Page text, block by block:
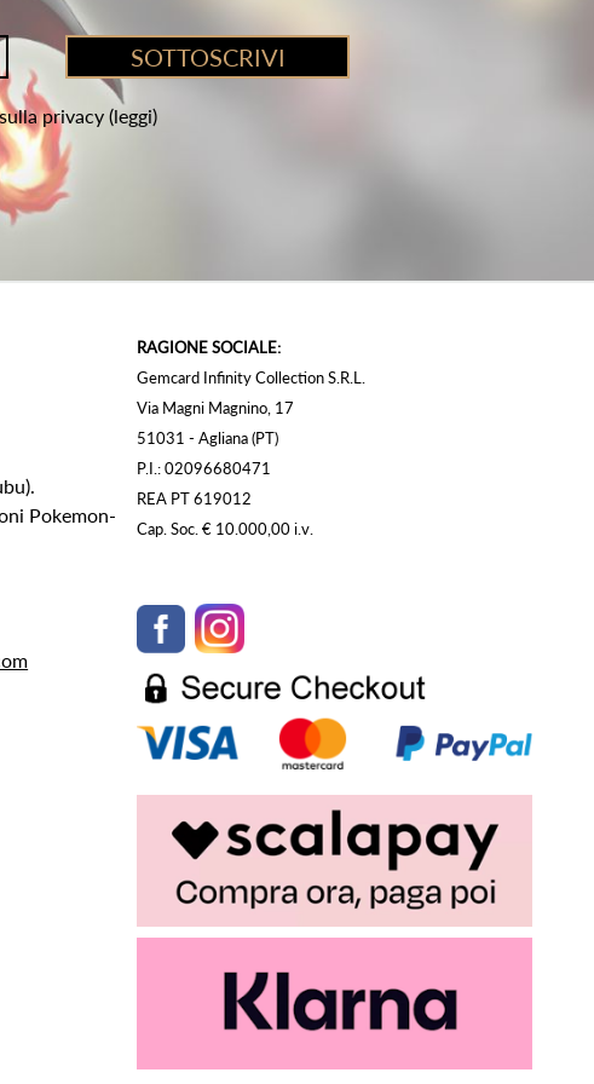
privacy (leggi)
Pokemon-
RAGIONE SOCIALE:
Gemcard Infinity Collection S.R.L.
Via Magni Magnino, 17
51031 - Agliana (PT)
P.I.: 02096680471
REA PT 619012
Cap. Soc. € 10.000,00 i.v.